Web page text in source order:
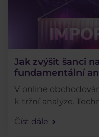
Jak zvýšit šanci
fundamentální
V online
k tržní analýze.
nejdůležitější
Číst dále